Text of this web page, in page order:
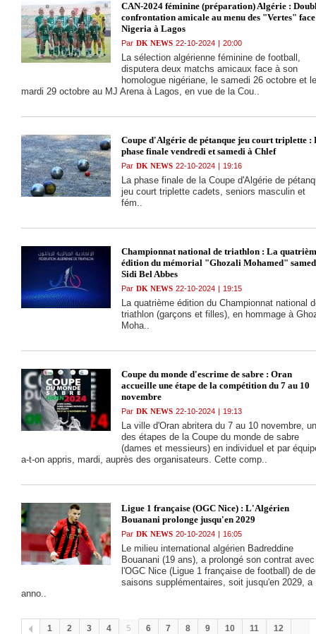
journée) : Victoire
le fil du RC Kouba
Mostaganem (3-2)
CAN-2024 féminine (préparation) Algérie :
confrontation amicale au menu des "Vertes"
Nigeria à Lagos
Par DK NEWS 22-10-2024 | 20:00
La sélection algérienne féminine de football,
disputera deux matchs amicaux face à son
homologue nigériane, le samedi 26 octobre et le
mardi 29 octobre au MJ Arena à Lagos, en vue de la Cou..
Coupe d'Algérie de pétanque jeu court triplette :
phase finale vendredi et samedi à Chlef
Par DK NEWS 22-10-2024 | 19:16
La phase finale de la Coupe d'Algérie de
jeu court triplette cadets, seniors masculin et
fém..
Championnat national de triathlon : La
édition du mémorial "Ghozali Mohamed"
Sidi Bel Abbes
Par DK NEWS 22-10-2024 | 19:15
La quatrième édition du Championnat national
triathlon (garçons et filles), en hommage à
Moha..
Coupe du monde d'escrime de sabre : Oran
accueille une étape de la compétition du 7 au 10
novembre
Par DK NEWS 22-10-2024 | 19:13
La ville d'Oran abritera du 7 au 10 novembre,
des étapes de la Coupe du monde de sabre
(dames et messieurs) en individuel et par
a-t-on appris, mardi, auprès des organisateurs. Cette comp..
Ligue 1 française (OGC Nice) : L'Algérien
Bouanani prolonge jusqu'en 2029
Par DK NEWS 20-10-2024 | 16:05
Le milieu international algérien Badreddine
Bouanani (19 ans), a prolongé son contrat avec
l'OGC Nice (Ligue 1 française de football) de
saisons supplémentaires, soit jusqu'en 2029, a
anno..
1 2 3 4 5 6 7 8 9 10 11 12